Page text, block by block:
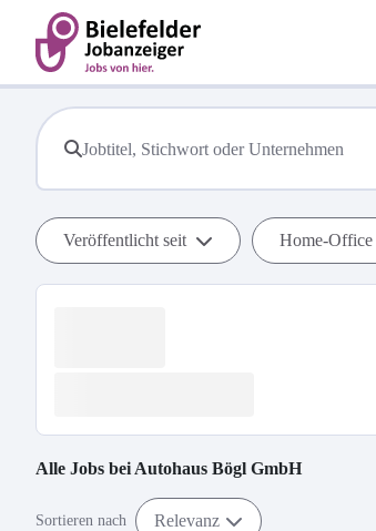
Veröffentlicht seit Home-Office
Alle Jobs bei Autohaus Bögl GmbH
Sortieren nach Relevanz